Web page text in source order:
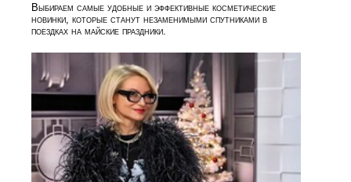
Выбираем самые удобные и эффективные косметические
новинки, которые станут незаменимыми спутниками в
поездках на майские праздники.